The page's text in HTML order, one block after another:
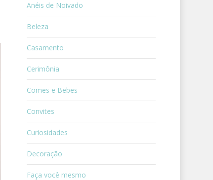
Anéis de Noivado
Beleza
Casamento
Cerimônia
Comes e Bebes
Convites
Curiosidades
Decoração
Faça você mesmo